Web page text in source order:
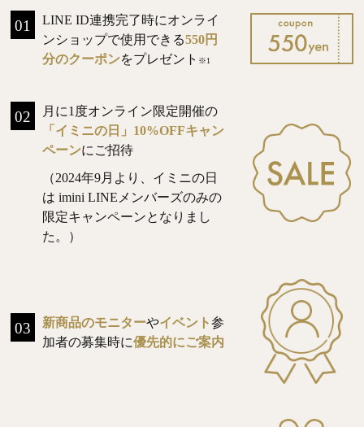
01
LINE ID連携完了時にオンライ
ンショップで使用できる550円
分のクーポンをプレゼント ※1
02
月に1度オンライン限定開催の
「イミニの日」10%OFFキャン
ペーンにご招待
（2024年9月より、イミニの日
は imini LINEメンバーズのみの
限定キャンペーンとなりまし
た。）
03 新商品のモニターやイベント参
加者の募集時に優先的にご案内